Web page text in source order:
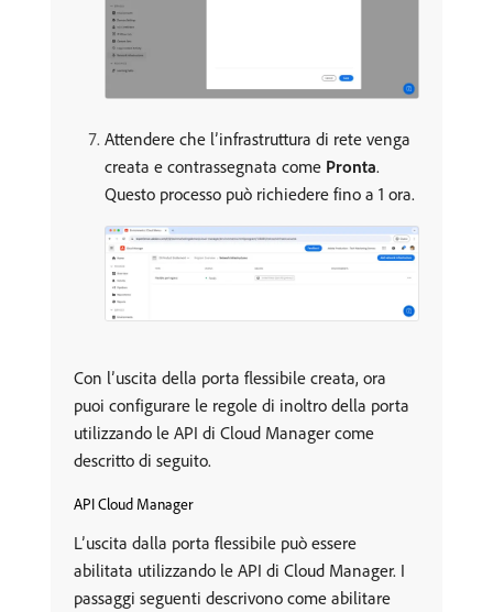
Attendere che l’infrastruttura di rete venga
creata e contrassegnata come Pronta.
Questo processo può richiedere fino a 1 ora.
Con l’uscita della porta flessibile creata, ora
puoi configurare le regole di inoltro della porta
utilizzando le API di Cloud Manager come
descritto di seguito.
API Cloud Manager
L’uscita dalla porta flessibile può essere
abilitata utilizzando le API di Cloud Manager. I
passaggi seguenti descrivono come abilitare